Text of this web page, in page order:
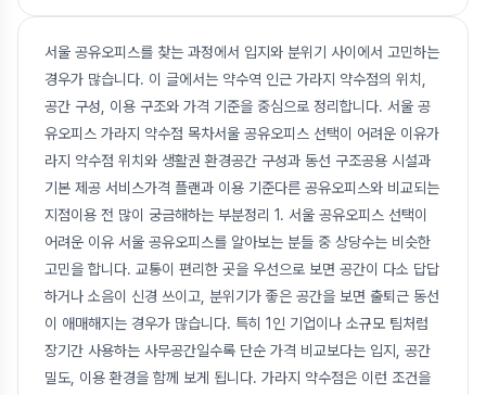
서울 공유오피스를 찾는 과정에서 입지와 분위기 사이에서 고민하는
경우가 많습니다. 이 글에서는 약수역 인근 가라지 약수점의 위치,
공간 구성, 이용 구조와 가격 기준을 중심으로 정리합니다. 서울 공
유오피스 가라지 약수점 목차서울 공유오피스 선택이 어려운 이유가
라지 약수점 위치와 생활권 환경공간 구성과 동선 구조공용 시설과
기본 제공 서비스가격 플랜과 이용 기준다른 공유오피스와 비교되는
지점이용 전 많이 궁금해하는 부분정리 1. 서울 공유오피스 선택이
어려운 이유 서울 공유오피스를 알아보는 분들 중 상당수는 비슷한
고민을 합니다. 교통이 편리한 곳을 우선으로 보면 공간이 다소 답답
하거나 소음이 신경 쓰이고, 분위기가 좋은 공간을 보면 출퇴근 동선
이 애매해지는 경우가 많습니다. 특히 1인 기업이나 소규모 팀처럼
장기간 사용하는 사무공간일수록 단순 가격 비교보다는 입지, 공간
밀도, 이용 환경을 함께 보게 됩니다. 가라지 약수점은 이런 조건을